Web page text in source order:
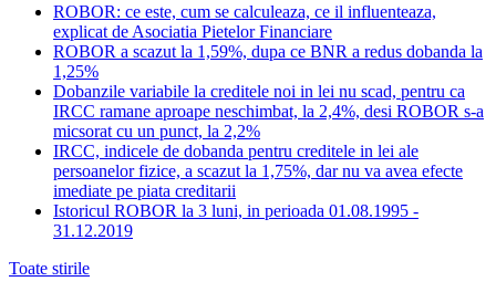
ROBOR: ce este, cum se calculeaza, ce il influenteaza,
explicat de Asociatia Pietelor Financiare
ROBOR a scazut la 1,59%, dupa ce BNR a redus dobanda la
1,25%
Dobanzile variabile la creditele noi in lei nu scad, pentru ca
IRCC ramane aproape neschimbat, la 2,4%, desi ROBOR s-a
micsorat cu un punct, la 2,2%
IRCC, indicele de dobanda pentru creditele in lei ale
persoanelor fizice, a scazut la 1,75%, dar nu va avea efecte
imediate pe piata creditarii
Istoricul ROBOR la 3 luni, in perioada 01.08.1995 -
31.12.2019
Toate stirile